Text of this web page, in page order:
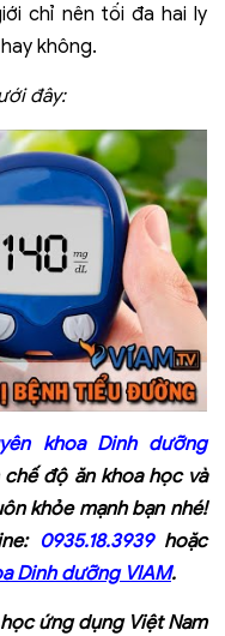
chỉ nên tối đa hai ly
không.
đây:
khoa Dinh dưỡng
độ ăn khoa học và
khỏe mạnh bạn nhé!
0935.18.3939hoặc
Dinh dưỡng VIAM.
ứng dụng Việt Nam